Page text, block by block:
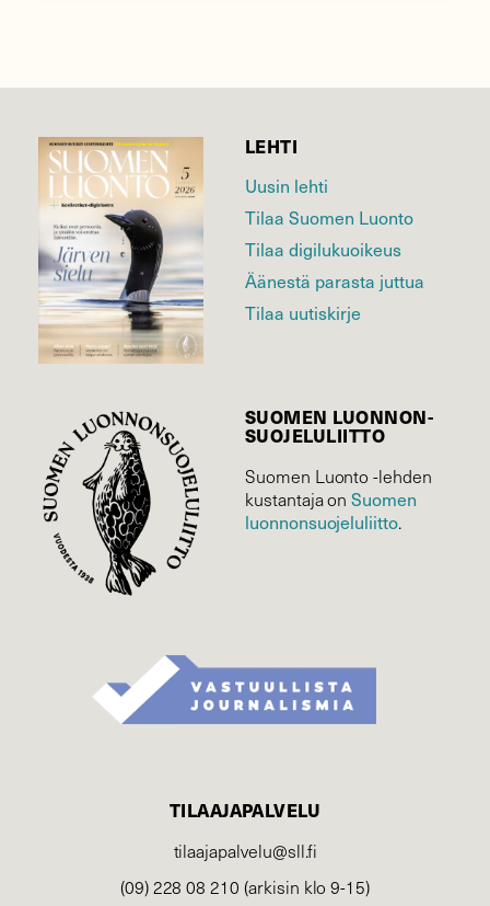
LEHTI
Uusin lehti
Tilaa Suomen Luonto
Tilaa digilukuoikeus
Äänestä parasta juttua
Tilaa uutiskirje
SUOMEN LUONNON­
SUOJELU­LIITTO
Suomen Luonto -lehden
kustantaja onSuomen
luonnonsuojelu­liitto.
TILAAJAPALVELU
tilaajapalvelu@sll.fi
(09) 228 08 210 (arkisin klo 9-15)